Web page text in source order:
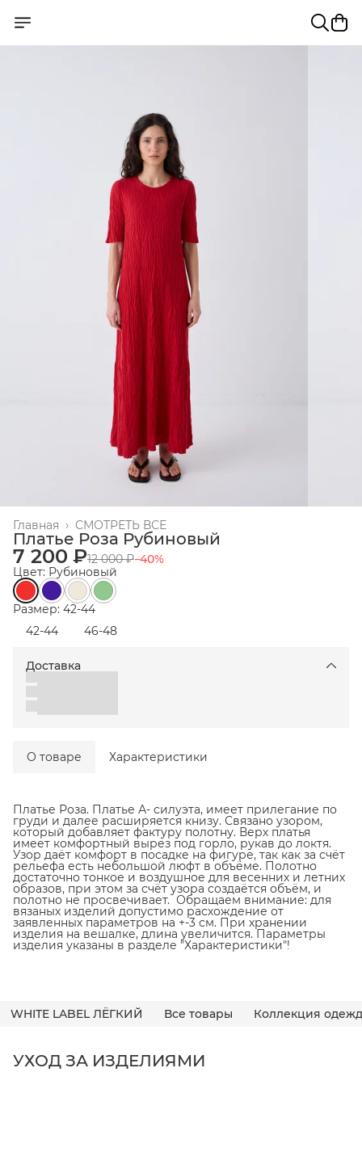
СМОТРЕТЬ ВСЕ
Главная ›
Платье Роза Рубиновый
7 200 ₽12 000 ₽−40%
Цвет: Рубиновый
Размер: 42-44
42-44
46-48
Доставка
О товаре Характеристики
Платье Роза. Платье А- силуэта, имеет прилегание по
груди и далее расширяется книзу. Связано узором,
который добавляет фактуру полотну. Верх платья
имеет комфортный вырез под горло, рукав до локтя.
Узор даёт комфорт в посадке на фигуре, так как за счёт
рельефа есть небольшой люфт в объёме. Полотно
достаточно тонкое и воздушное для весенних и летних
образов, при этом за счёт узора создаётся объём, и
полотно не просвечивает. Обращаем внимание: для
вязаных изделий допустимо расхождение от
заявленных параметров на +-3 см. При хранении
изделия на вешалке, длина увеличится. Параметры
изделия указаны в разделе "Характеристики"!
WHITE LABEL ЛЁГКИЙ Все товары Коллекция
УХОД ЗА ИЗДЕЛИЯМИ